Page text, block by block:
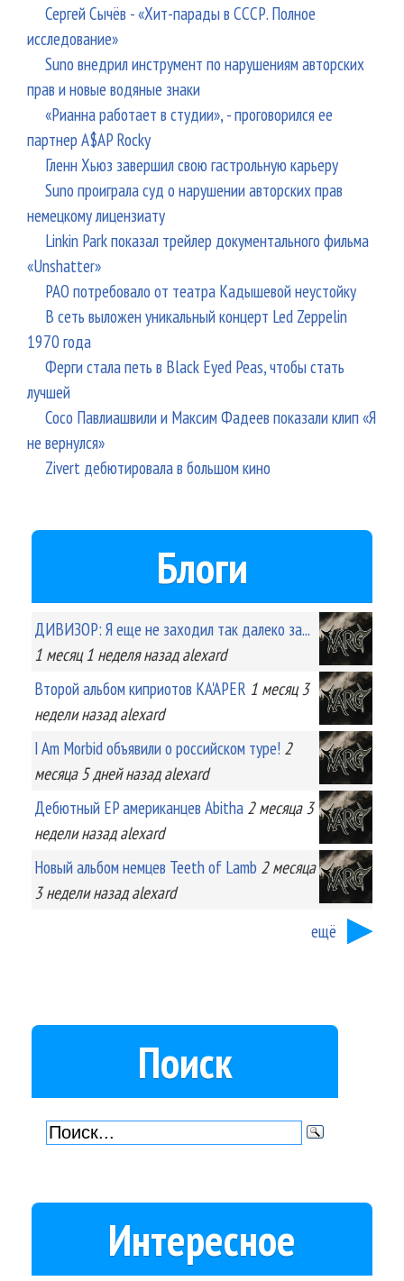
Сергей Сычёв - «Хит-парады в СССР. Полное
исследование»
Suno внедрил инструмент по нарушениям авторских
прав и новые водяные знаки
«Рианна работает в студии», - проговорился ее
партнер A$AP Rocky
Гленн Хьюз завершил свою гастрольную карьеру
Suno проиграла суд о нарушении авторских прав
немецкому лицензиату
Linkin Park показал трейлер документального фильма
«Unshatter»
РАО потребовало от театра Кадышевой неустойку
В сеть выложен уникальный концерт Led Zeppelin
1970 года
Ферги стала петь в Black Eyed Peas, чтобы стать
лучшей
Сосо Павлиашвили и Максим Фадеев показали клип «Я
не вернулся»
Zivert дебютировала в большом кино
Блоги
ДИВИЗОР: Я еще не заходил так далеко за...
1 месяц 1 неделяназад alexard
Второй альбом киприотов KA'APER 1 месяц 3
неделиназад alexard
I Am Morbid объявили о российском туре! 2
месяца 5 днейназад alexard
Дебютный EP американцев Abitha 2 месяца 3
неделиназад alexard
Новый альбом немцев Teeth of Lamb 2 месяца
3 неделиназад alexard
ещё
Поиск
Интересное